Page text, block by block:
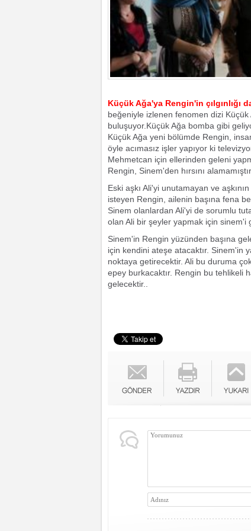
Küçük Ağa'ya Rengin'in çılgınlığı
beğeniyle izlenen fenomen dizi
buluşuyor.Küçük Ağa bomba gibi
Küçük Ağa yeni bölümde Rengin,
öyle acımasız işler yapıyor ki
Mehmetcan için ellerinden geleni
Rengin, Sinem'den hırsını
Eski aşkı Ali'yi unutamayan ve
isteyen Rengin, ailenin başına fena
Sinem olanlardan Ali'yi de sorumlu
olan Ali bir şeyler yapmak için sinem'i
Sinem'in Rengin yüzünden başına
için kendini ateşe atacaktır. Sinem'in
noktaya getirecektir. Ali bu duruma
epey burkacaktır. Rengin bu tehlikeli
gelecektir..